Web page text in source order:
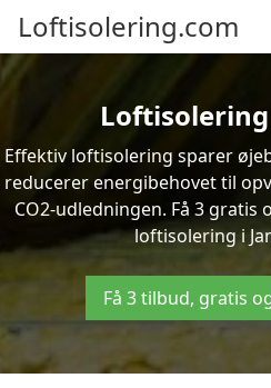
Loftisolering.com
Effektiv loftisolering sparer
reducerer energibehovet til
CO2-udledningen. Få 3
loftisolering i
Få 3 tilbud, gratis